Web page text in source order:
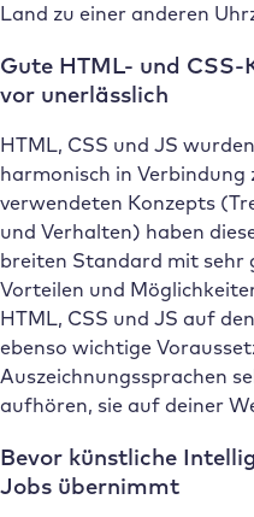
Land zu einer anderen
Gute HTML- und CSS-
vor unerlässlich
HTML, CSS und JS
harmonisch in
verwendeten Konzepts
und Verhalten) haben
breiten Standard mit sehr
Vorteilen und
HTML, CSS und JS auf
ebenso wichtige
Auszeichnungssprachen
aufhören, sie auf deiner
Bevor künstliche
Jobs übernimmt